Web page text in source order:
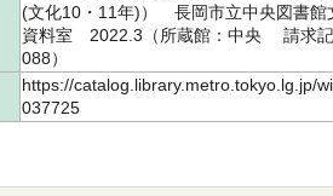
(文化10・11年)） 長岡市立中央図書
資料室 2022.3（所蔵館：中央 請求
088）
https://catalog.library.metro.tokyo.lg.jp/
037725